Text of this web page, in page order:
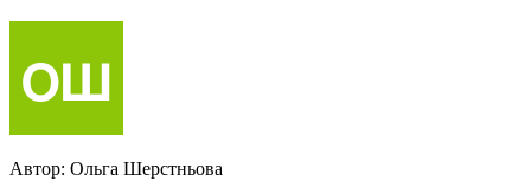
Автор: Ольга Шерстньова